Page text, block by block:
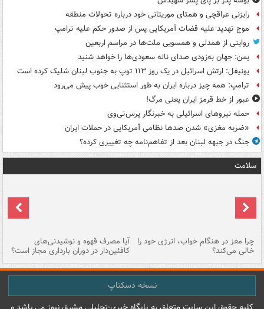
رایزنی عراقچی و همتای موریتانی خود درباره تحولات منطقه
موج تهدید علیه قضات آمریکایی پس از صدور حکم علیه ترامپ
روایتی از همدلی و همسویی ملت‌ها در مراسم اربعین
یمن: جهان به‌زودی صدای ناله سعودی‌ها را خواهد شنید
یونیفل: ارتش اسرائیل در یک روز ۱۱۳ توپ به جنوب لبنان شلیک کرده است
ترامپ: همه چیز درباره ایران به طور استثنایی خوب پیش می‌رود
عبور از خط قرمز ایران یعنی مرگ!
حمله نیروهای اسرائیلی به خبرنگار پرس‌تی‌وی
«ضربه مغزی» شدن صدها نظامی آمریکایی در حملات ایران
جنگ در جبهه لبنان بعد از تفاهم‌نامه چه تغییری کرده؟
سلامت
چرا مغز در هنگام خواب، انرژی خود را
خالی می‌کند؟
آیا مصرف قهوه و نوشیدنی‌های
کافئین‌دار در دوران بارداری مجاز است؟
نسخه دسکتاپ